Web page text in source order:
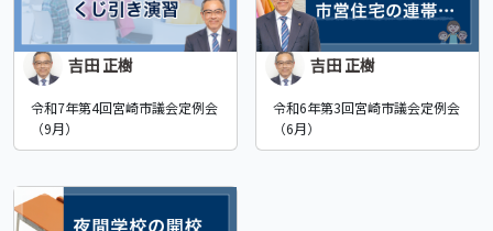
吉田 正樹
令和7年第4回宮崎市議会定例会
（9月）
吉田 正樹
令和6年第3回宮崎市議会定例会
（6月）